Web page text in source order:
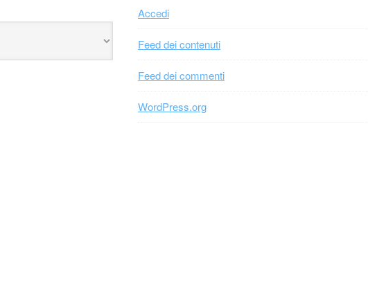
Accedi
Feed dei contenuti
Feed dei commenti
WordPress.org